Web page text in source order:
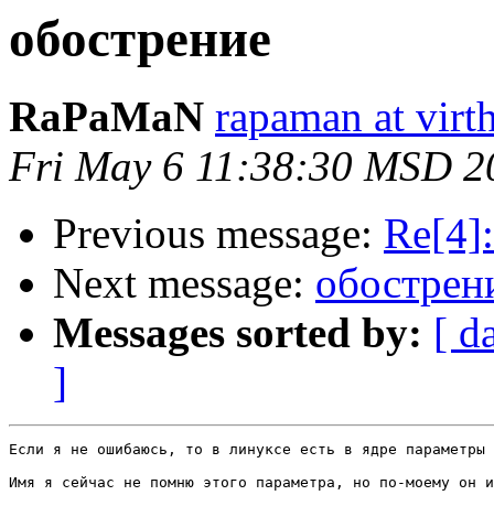
обострение
RaPaMaN rapaman at
Fri May 6 11:38:30 MSD
Previous message:
Next message:
Messages sorted by: [
]
Если я не ошибаюсь, то в линуксе есть в ядре
Имя я сейчас не помню этого параметра, но по-моему он